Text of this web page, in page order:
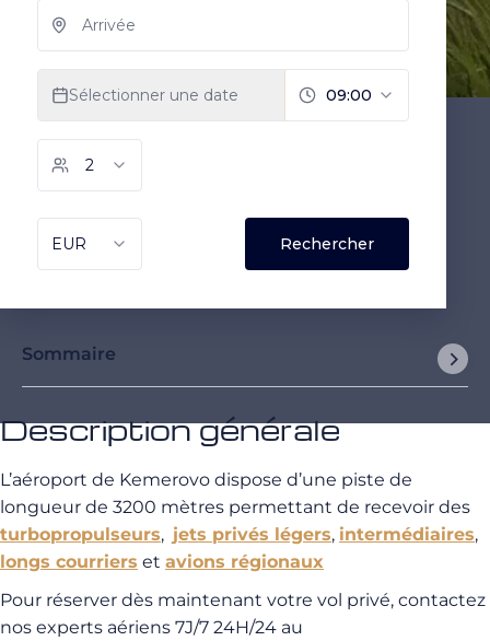
Sommaire
Description générale
L’aéroport de Kemerovo dispose d’une piste de
longueur de 3200 mètres permettant de recevoir des
turbopropulseurs, jets privés légers, intermédiaires,
longs courriers et avions régionaux
Pour réserver dès maintenant votre vol privé, contactez
nos experts aériens 7J/7 24H/24 au